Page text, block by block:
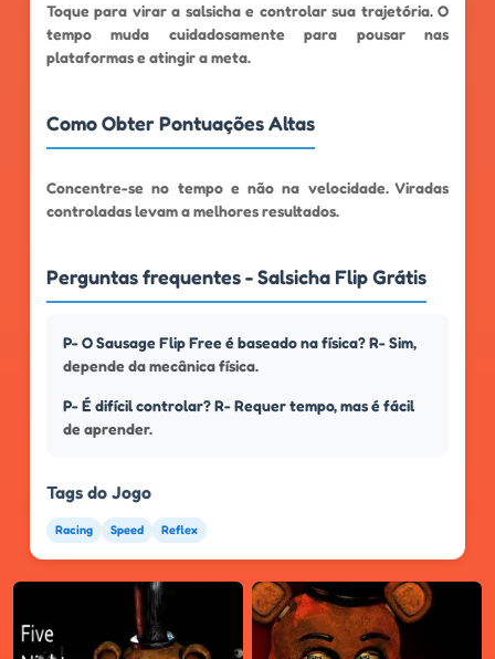
Toque para virar a salsicha e controlar sua trajetória. O
tempo muda cuidadosamente para pousar nas
plataformas e atingir a meta.
Como Obter Pontuações Altas
Concentre-se no tempo e não na velocidade. Viradas
controladas levam a melhores resultados.
Perguntas frequentes - Salsicha Flip Grátis
P- O Sausage Flip Free é baseado na física? R- Sim,
depende da mecânica física.
P- É difícil controlar? R- Requer tempo, mas é fácil
de aprender.
Tags do Jogo
Racing Speed Reflex